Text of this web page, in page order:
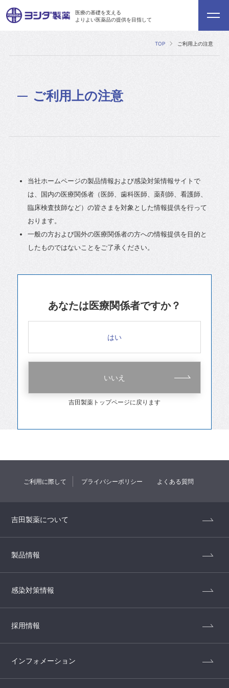
医療の基礎を支える
よりよい医薬品の提供を目指して
TOP ご利用上の注意
ご利用上の注意
当社ホームページの製品情報および感染対策情報サイトで
は、国内の医療関係者（医師、歯科医師、薬剤師、看護師、
臨床検査技師など）の皆さまを対象とした情報提供を行って
おります。
一般の方および国外の医療関係者の方への情報提供を目的と
したものではないことをご了承ください。
あなたは医療関係者ですか？
はい
いいえ
吉田製薬トップページに戻ります
ご利用に際して プライバシーポリシー よくある質問
吉田製薬について
製品情報
感染対策情報
採用情報
インフォメーション